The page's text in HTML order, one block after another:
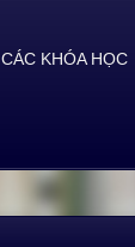
CÁC KHÓA HỌC